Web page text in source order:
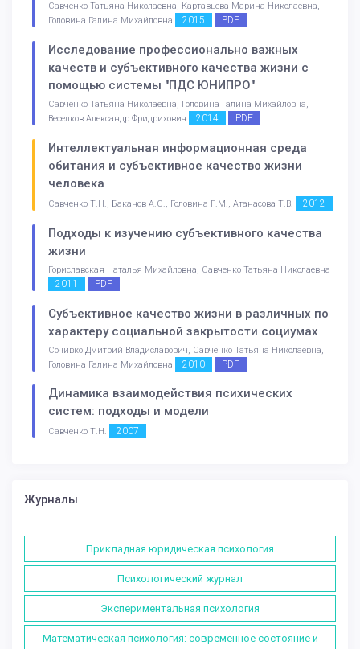
Савченко Татьяна Николаевна, Картавцева Марина Николаевна,
Головина Галина Михайловна
2015 PDF
Исследование профессионально важных
качеств и субъективного качества жизни с
помощью системы "ПДС ЮНИПРО"
Савченко Татьяна Николаевна, Головина Галина Михайловна,
Веселков Александр Фридрихович
2014 PDF
Интеллектуальная информационная среда
обитания и субъективное качество жизни
человека
Савченко Т.Н., Баканов А.С., Головина Г.М., Атанасова Т.В. 2012
Подходы к изучению субъективного качества
жизни
Гориславская Наталья Михайловна, Савченко Татьяна Николаевна
2011 PDF
Субъективное качество жизни в различных по
характеру социальной закрытости социумах
Сочивко Дмитрий Владиславович, Савченко Татьяна Николаевна,
Головина Галина Михайловна
2010 PDF
Динамика взаимодействия психических
систем: подходы и модели
Савченко Т.Н. 2007
Журналы
Прикладная юридическая психология
Психологический журнал
Экспериментальная психология
Математическая психология: современное состояние и